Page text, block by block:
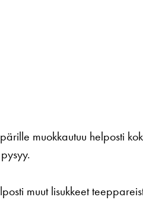
muokkautuu helposti
muut lisukkeet